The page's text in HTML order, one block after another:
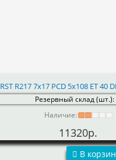
RST R217 7x17 PCD 5x108 ET 40
Резервный склад (шт.):
Наличие:
11320р.
В